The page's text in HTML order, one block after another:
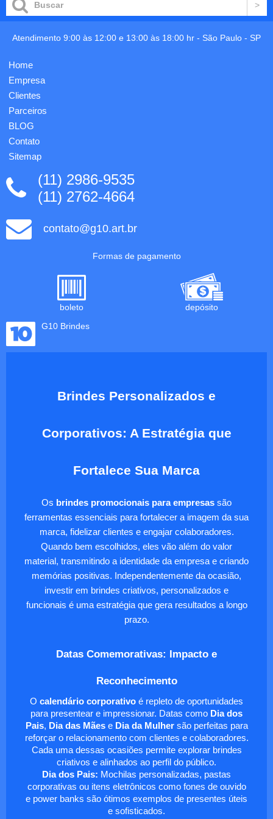
e não
deixar
tarefa
compromisso
batido.
Com
espaço
para r...
9x14cm.
com 80
Atendimento 9:00 às 12:00 e 13:00 às 18:00 hr - São Paulo - SP
Home
Empresa
Clientes
Parceiros
BLOG
Contato
Sitemap
(11) 2986-9535
(11) 2762-4664
contato@g10.art.br
Formas de pagamento
boleto
depósito
G10 Brindes
Brindes Personalizados e
Corporativos: A Estratégia que
Fortalece Sua Marca
Os brindes promocionais para empresas são
ferramentas essenciais para fortalecer a imagem da sua
marca, fidelizar clientes e engajar colaboradores.
Quando bem escolhidos, eles vão além do valor
material, transmitindo a identidade da empresa e criando
memórias positivas. Independentemente da ocasião,
investir em brindes criativos, personalizados e
funcionais é uma estratégia que gera resultados a longo
prazo.
Datas Comemorativas: Impacto e
Reconhecimento
O calendário corporativo é repleto de oportunidades
para presentear e impressionar. Datas como Dia dos
Pais, Dia das Mãese Dia da Mulhersão perfeitas para
reforçar o relacionamento com clientes e colaboradores.
Cada uma dessas ocasiões permite explorar brindes
criativos e alinhados ao perfil do público.
Dia dos Pais: Mochilas personalizadas, pastas
corporativas ou itens eletrônicos como fones de ouvido
e power banks são ótimos exemplos de presentes úteis
e sofisticados.